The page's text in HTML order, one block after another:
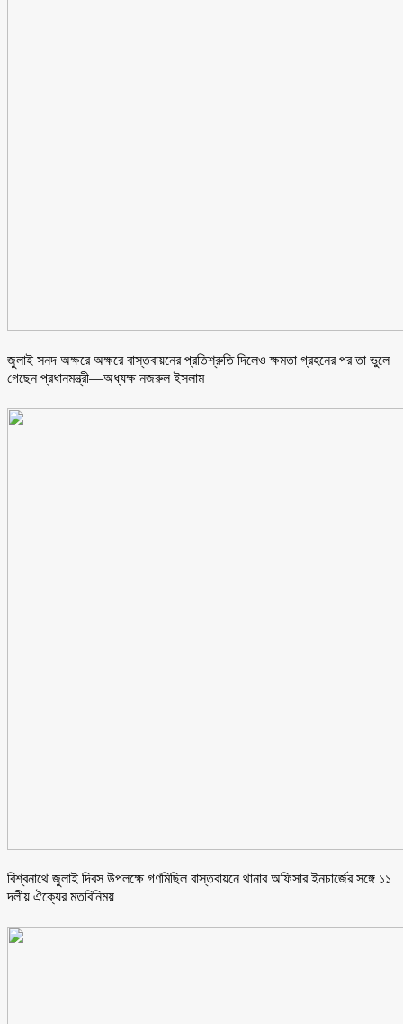
জুলাই সনদ অক্ষরে অক্ষরে বাস্তবায়নের প্রতিশ্রুতি দিলেও ক্ষমতা গ্রহনের পর তা ভুলে
গেছেন প্রধানমন্ত্রী—অধ্যক্ষ নজরুল ইসলাম
বিশ্বনাথে জুলাই দিবস উপলক্ষে গণমিছিল বাস্তবায়নে থানার অফিসার ইনচার্জের সঙ্গে ১১
দলীয় ঐক্যের মতবিনিময়